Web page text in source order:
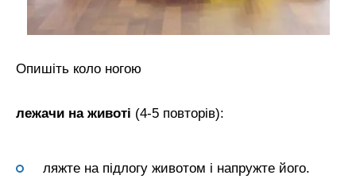
Опишіть коло ногою
лежачи на животі (4-5 повторів):
ляжте на підлогу животом і напружте його.